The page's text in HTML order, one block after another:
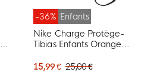
-36% Enfants
Nike Charge Protège-
Tibias Enfants Orange
15,99 € 25,00 €